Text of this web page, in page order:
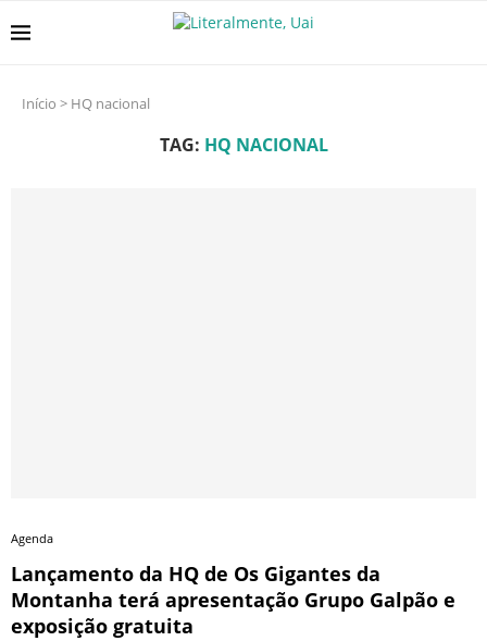
Início > HQ nacional
TAG: HQ NACIONAL
Agenda
Lançamento da HQ de Os Gigantes da
Montanha terá apresentação Grupo Galpão e
exposição gratuita